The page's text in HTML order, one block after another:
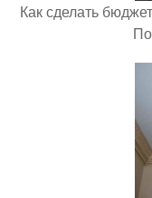
Как сделать